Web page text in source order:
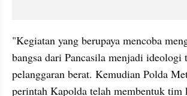
"Kegiatan yang berupaya mencoba
bangsa dari Pancasila menjadi ideologi
pelanggaran berat. Kemudian Polda
perintah Kapolda telah membentuk tim